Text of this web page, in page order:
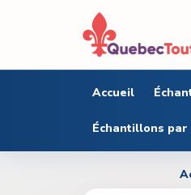
Accueil
Échantillons